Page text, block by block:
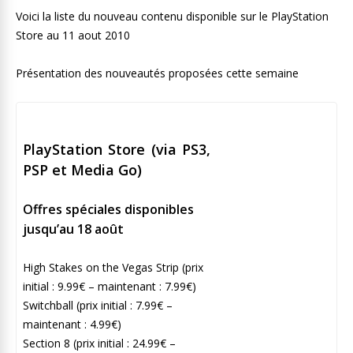
Voici la liste du nouveau contenu disponible sur le PlayStation
Store au 11 aout 2010
Présentation des nouveautés proposées cette semaine
PlayStation Store (via PS3,
PSP et Media Go)
Offres spéciales disponibles
jusqu’au 18 août
High Stakes on the Vegas Strip (prix
initial : 9.99€ – maintenant : 7.99€)
Switchball (prix initial : 7.99€ –
maintenant : 4.99€)
Section 8 (prix initial : 24.99€ –